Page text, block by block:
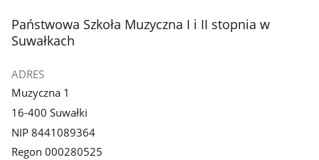
galerii.
stopka
Państwowa Szkoła Muzyczna I i II stopnia w
Suwałkach
ADRES
Muzyczna 1
16-400 Suwałki
NIP 8441089364
Regon 000280525